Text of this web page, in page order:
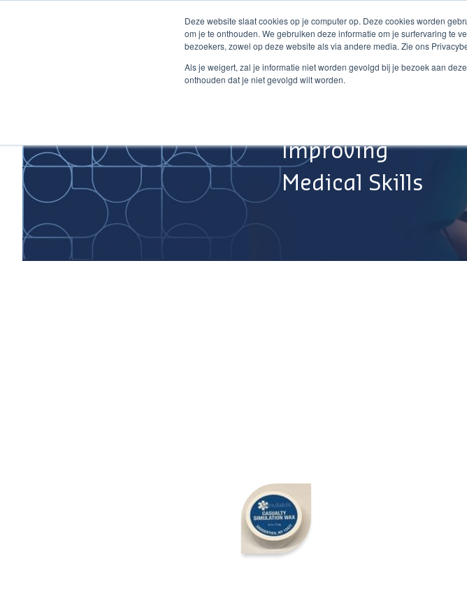
Deze website slaat cookies op je computer op. Deze cookies worden
om je te onthouden. We gebruiken deze informatie om je surfervaring te
bezoekers, zowel op deze website als via andere media. Zie ons
Als je weigert, zal je informatie niet worden gevolgd bij je bezoek aan
onthouden dat je niet gevolgd wilt worden.
Improving
Medical Skills